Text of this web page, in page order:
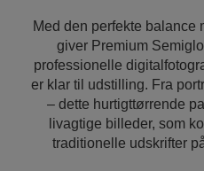
Med den perfekte balance
giver Premium
professionelle
er klar til udstilling. Fra
– dette hurtigttørrende
livagtige billeder, som
traditionelle udskrifter